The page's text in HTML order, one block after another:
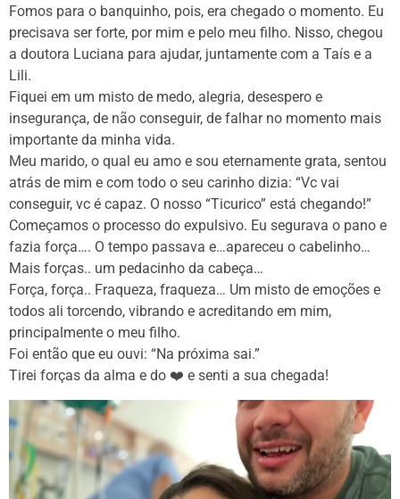
Fomos para o banquinho, pois, era chegado o momento. Eu
precisava ser forte, por mim e pelo meu filho. Nisso, chegou
a doutora Luciana para ajudar, juntamente com a Taís e a
Lili.
Fiquei em um misto de medo, alegria, desespero e
insegurança, de não conseguir, de falhar no momento mais
importante da minha vida.
Meu marido, o qual eu amo e sou eternamente grata, sentou
atrás de mim e com todo o seu carinho dizia: “Vc vai
conseguir, vc é capaz. O nosso “Ticurico” está chegando!”
Começamos o processo do expulsivo. Eu segurava o pano e
fazia força…. O tempo passava e…apareceu o cabelinho…
Mais forças.. um pedacinho da cabeça…
Força, força.. Fraqueza, fraqueza… Um misto de emoções e
todos ali torcendo, vibrando e acreditando em mim,
principalmente o meu filho.
Foi então que eu ouvi: “Na próxima sai.”
Tirei forças da alma e do ❤️ e senti a sua chegada!